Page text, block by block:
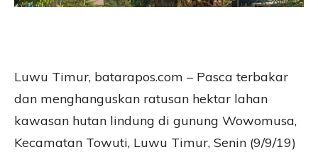
Luwu Timur, batarapos.com – Pasca terbakar
dan menghanguskan ratusan hektar lahan
kawasan hutan lindung di gunung Wowomusa,
Kecamatan Towuti, Luwu Timur, Senin (9/9/19)